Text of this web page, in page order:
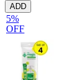
ADD
5%
OFF